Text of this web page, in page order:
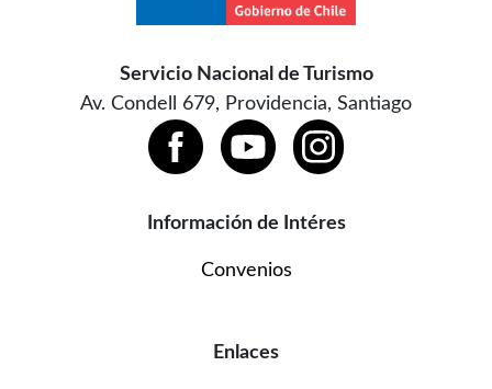
Servicio Nacional de Turismo
Av. Condell 679, Providencia, Santiago
Información de Intéres
Convenios
Enlaces